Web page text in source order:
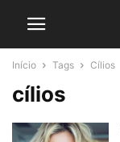
Início Tags Cílios
cílios